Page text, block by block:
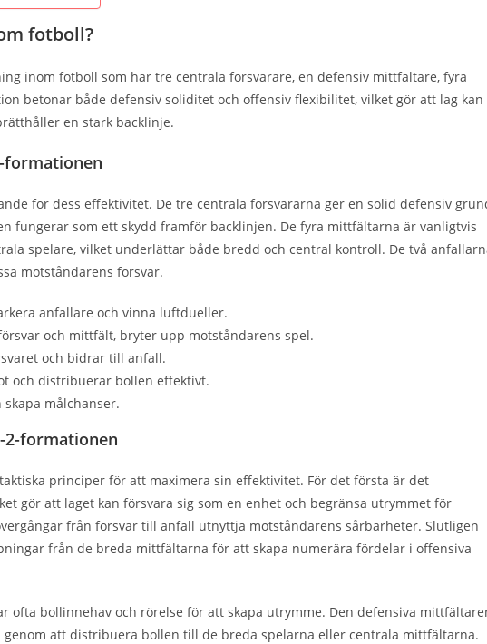
fotboll?
inom fotboll som har tre centrala försvarare, en defensiv mittfältare, fyra
betonar både defensiv soliditet och offensiv flexibilitet, vilket gör att lag kan
en stark backlinje.
formationen
för dess effektivitet. De tre centrala försvararna ger en solid defensiv
fungerar som ett skydd framför backlinjen. De fyra mittfältarna är vanligtvis
spelare, vilket underlättar både bredd och central kontroll. De två
motståndarens försvar.
anfallare och vinna luftdueller.
och mittfält, bryter upp motståndarens spel.
och bidrar till anfall.
och distribuerar bollen effektivt.
skapa målchanser.
2-formationen
principer för att maximera sin effektivitet. För det första är det
gör att laget kan försvara sig som en enhet och begränsa utrymmet för
från försvar till anfall utnyttja motståndarens sårbarheter. Slutligen
från de breda mittfältarna för att skapa numerära fördelar i offensiva
ofta bollinnehav och rörelse för att skapa utrymme. Den defensiva
att distribuera bollen till de breda spelarna eller centrala mittfältarna.